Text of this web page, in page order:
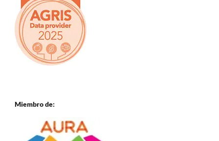
Miembro de: